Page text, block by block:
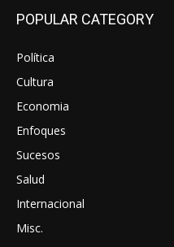
POPULAR CATEGORY
Política
Cultura
Economia
Enfoques
Sucesos
Salud
Internacional
Misc.